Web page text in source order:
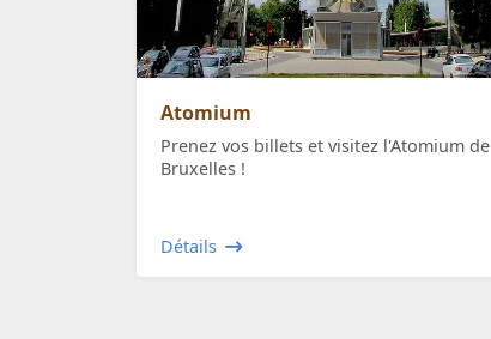
Atomium
Prenez vos billets et visitez l'Atomium de
Bruxelles !
Détails